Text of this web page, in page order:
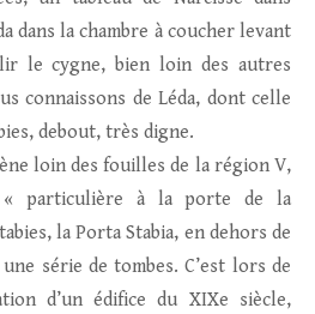
dans la chambre à coucher levant
le cygne, bien loin des autres
connaissons de Léda, dont celle
debout, très digne.
loin des fouilles de la région V,
particulière à la porte de la
la Porta Stabia, en dehors de
série de tombes. C’est lors de
d’un édifice du XIXe siècle,